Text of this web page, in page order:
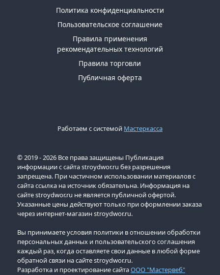
Политика конфиденциальности
Пользовательское соглашение
Правила применения
рекомендательных технологий
Правила торговли
Публичная оферта
Работаем с системой Мастеркасса
© 2019 - 2026 Все права защищены Публикация
информации с сайта stroydwor.ru без разрешения
запрещена. При частичном использовании материалов с
сайта ссылка на источник обязательна. Информация на
сайте stroydwor.ru не является публичной офертой.
Указанные цены действуют только при оформлении заказа
через интернет-магазин stroydwor.ru.
Вы принимаете условия политики в отношении обработки
персональных данных и пользовательского соглашения
каждый раз, когда оставляете свои данные в любой форме
обратной связи на сайте stroydwor.ru.
Разработка и проектирование сайтаООО "Мастервеб"